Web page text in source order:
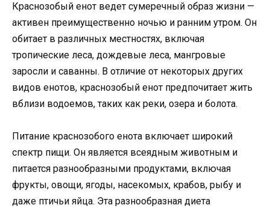
Краснозобый енот ведет сумеречный образ жизни —
активен преимущественно ночью и ранним утром. Он
обитает в различных местностях, включая
тропические леса, дождевые леса, мангровые
заросли и саванны. В отличие от некоторых других
видов енотов, краснозобый енот предпочитает жить
вблизи водоемов, таких как реки, озера и болота.
Питание краснозобого енота включает широкий
спектр пищи. Он является всеядным животным и
питается разнообразными продуктами, включая
фрукты, овощи, ягоды, насекомых, крабов, рыбу и
даже птичьи яйца. Эта разнообразная диета